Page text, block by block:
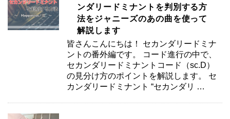
ンダリードミナントを判別する方
法をジャニーズのあの曲を使って
解説します
皆さんこんにちは！ セカンダリードミナ
ントの番外編です。 コード進行の中で、
セカンダリードミナントコード（sc.D）
の見分け方のポイントを解説します。 セ
カンダリードミナント “セカンダリ …